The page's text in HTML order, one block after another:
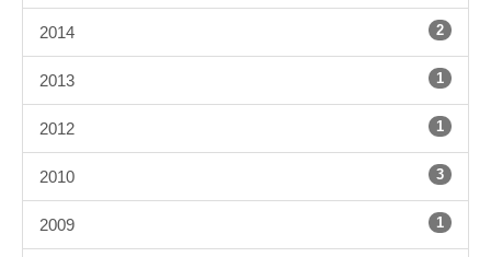
2014 2
2013 1
2012 1
2010 3
2009 1